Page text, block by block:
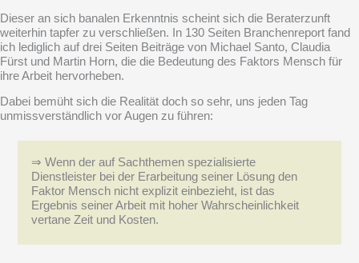
Dieser an sich banalen Erkenntnis scheint sich die Beraterzunft
weiterhin tapfer zu verschließen. In 130 Seiten Branchenreport fand
ich lediglich auf drei Seiten Beiträge von Michael Santo, Claudia
Fürst und Martin Horn, die die Bedeutung des Faktors Mensch für
ihre Arbeit hervorheben.
Dabei bemüht sich die Realität doch so sehr, uns jeden Tag
unmissverständlich vor Augen zu führen:
⇒ Wenn der auf Sachthemen spezialisierte
Dienstleister bei der Erarbeitung seiner Lösung den
Faktor Mensch nicht explizit einbezieht, ist das
Ergebnis seiner Arbeit mit hoher Wahrscheinlichkeit
vertane Zeit und Kosten.